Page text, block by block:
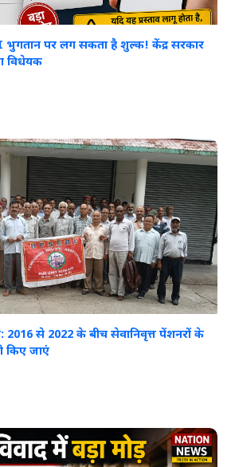
भुगतान पर लग सकता है शुल्क! केंद्र सरकार
विधेयक
2016 से 2022 के बीच सेवानिवृत्त पेंशनरों के
किए जाएं